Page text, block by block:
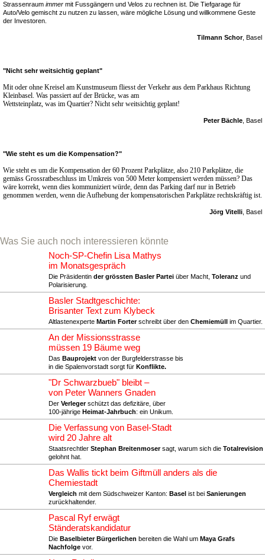
Strassenraum immer mit Fussgängern und Velos zu rechnen ist. Die Tiefgarage für
Auto/Velo gemischt zu nutzen zu lassen, wäre mögliche Lösung und willkommene Geste
der Investoren.
Tilmann Schor, Basel
"Nicht sehr weitsichtig geplant"
Mit oder ohne Kreisel am Kunstmuseum fliesst der Verkehr aus dem Parkhaus Richtung
Kleinbasel. Was passiert auf der Brücke, was am
Wettsteinplatz, was im Quartier? Nicht sehr weitsichtig geplant!
Peter Bächle , Basel
"Wie steht es um die Kompensation?"
Wie steht es um die Kompensation der 60 Prozent Parkplätze, also 210 Parkplätze, die
gemäss Grossratbeschluss im Umkreis von 500 Meter kompensiert werden müssen? Das
wäre korrekt, wenn dies kommuniziert würde, denn das Parking darf nur in Betrieb
genommen werden, wenn die Aufhebung der kompensatorischen Parkplätze rechtskräftig ist.
Jörg Vitelli , Basel
Was Sie auch noch interessieren könnte
Noch-SP-Chefin Lisa Mathys
im Monatsgespräch
Die Präsidentin der grössten Basler Partei über Macht, Toleranz und
Polarisierung.
Basler Stadtgeschichte:
Brisanter Text zum Klybeck
Altlastenexperte Martin Forterschreibt über den Chemiemüll im Quartier.
An der Missionsstrasse
müssen 19 Bäume weg
Das Bauprojekt von der Burgfelderstrasse bis
in die Spalenvorstadt sorgt für Konflikte.
"Dr Schwarzbueb" bleibt –
von Peter Wanners Gnaden
Der Verlegerschützt das defizitäre, über
100-jährige Heimat-Jahrbuch: ein Unikum.
Die Verfassung von Basel-Stadt
wird 20 Jahre alt
Staatsrechtler Stephan Breitenmosersagt, warum sich die Totalrevision
gelohnt hat.
Das Wallis tickt beim Giftmüll anders als die
Chemiestadt
Vergleich mit dem Südschweizer Kanton: Basel ist bei Sanierungen
zurückhaltender.
Pascal Ryf erwägt
Ständeratskandidatur
Die Baselbieter Bürgerlichen bereiten die Wahl um Maya Grafs
Nachfolge vor.